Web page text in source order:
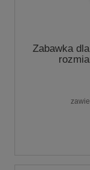
Zabawka